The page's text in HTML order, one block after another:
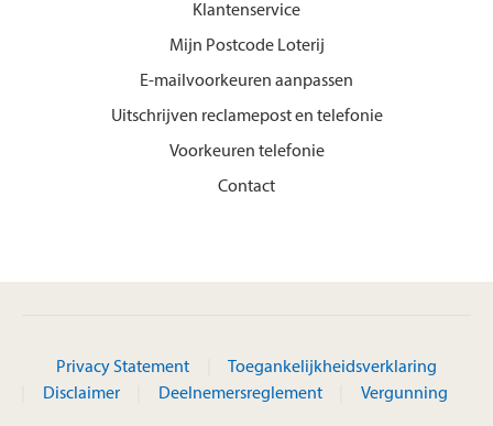
Klantenservice
Mijn Postcode Loterij
E-mailvoorkeuren aanpassen
Uitschrijven reclamepost en telefonie
Voorkeuren telefonie
Contact
Privacy Statement
Toegankelijkheidsverklaring
Disclaimer
Deelnemersreglement Vergunning